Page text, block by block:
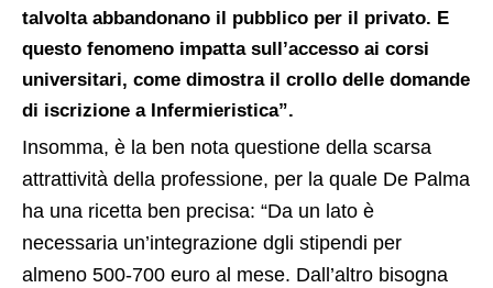
talvolta abbandonano il pubblico per il privato. E
questo fenomeno impatta sull’accesso ai corsi
universitari, come dimostra il crollo delle domande
di iscrizione a Infermieristica”.
Insomma, è la ben nota questione della scarsa
attrattività della professione, per la quale De Palma
ha una ricetta ben precisa: “Da un lato è
necessaria un’integrazione dgli stipendi per
almeno 500-700 euro al mese. Dall’altro bisogna